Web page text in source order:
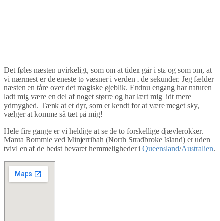
Det føles næsten uvirkeligt, som om at tiden går i stå og som om, at
vi nærmest er de eneste to væsner i verden i de sekunder. Jeg fælder
næsten en tåre over det magiske øjeblik. Endnu engang har naturen
ladt mig være en del af noget større og har lært mig lidt mere
ydmyghed. Tænk at et dyr, som er kendt for at være meget sky,
vælger at komme så tæt på mig!
Hele fire gange er vi heldige at se de to forskellige djævlerokker.
Manta Bommie ved Minjerribah (North Stradbroke Island) er uden
tvivl en af de bedst bevaret hemmeligheder i Queensland/Australien.